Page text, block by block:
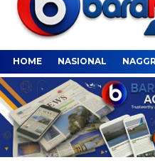
HOME NASIONAL